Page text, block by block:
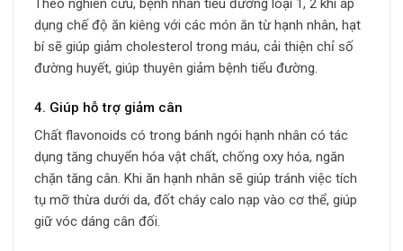
Theo nghiên cứu, bệnh nhân tiểu đường loại 1, 2 khi áp
dụng chế độ ăn kiêng với các món ăn từ hạnh nhân, hạt
bí sẽ giúp giảm cholesterol trong máu, cải thiện chỉ số
đường huyết, giúp thuyên giảm bệnh tiểu đường.
4. Giúp hỗ trợ giảm cân
Chất flavonoids có trong bánh ngói hạnh nhân có tác
dụng tăng chuyển hóa vật chất, chống oxy hóa, ngăn
chặn tăng cân. Khi ăn hạnh nhân sẽ giúp tránh việc tích
tụ mỡ thừa dưới da, đốt cháy calo nạp vào cơ thể, giúp
giữ vóc dáng cân đối.